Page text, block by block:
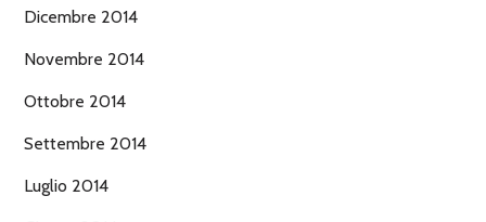
Dicembre 2014
Novembre 2014
Ottobre 2014
Settembre 2014
Luglio 2014